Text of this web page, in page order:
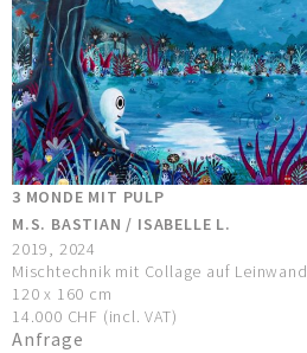
3 MONDE MIT PULP
M.S. BASTIAN / ISABELLE L.
2019, 2024
Mischtechnik mit Collage auf Leinwand
120 x 160 cm
14.000 CHF (incl. VAT)
Anfrage